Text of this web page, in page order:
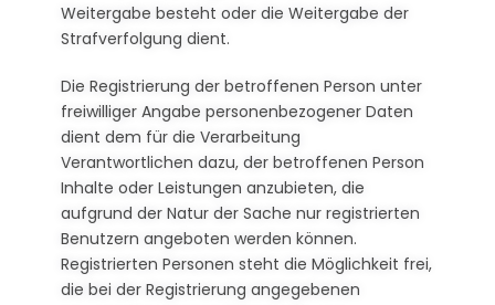
Weitergabe besteht oder die Weitergabe der
Strafverfolgung dient.
Die Registrierung der betroffenen Person unter
freiwilliger Angabe personenbezogener Daten
dient dem für die Verarbeitung
Verantwortlichen dazu, der betroffenen Person
Inhalte oder Leistungen anzubieten, die
aufgrund der Natur der Sache nur registrierten
Benutzern angeboten werden können.
Registrierten Personen steht die Möglichkeit frei,
die bei der Registrierung angegebenen